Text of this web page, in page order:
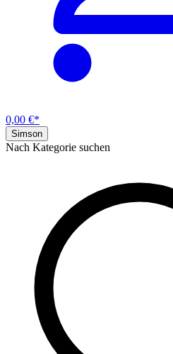
0,00 €*
Simson
Nach Kategorie suchen